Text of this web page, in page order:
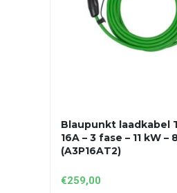
Blaupunkt laadkabel
16A – 3 fase – 11 kW –
(A3P16AT2)
€259,00